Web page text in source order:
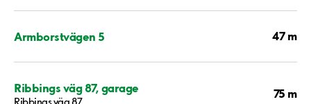
Armborstvägen 5 47 m
Ribbings väg 87, garage 75 m